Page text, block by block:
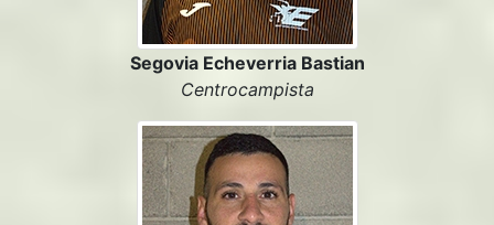
Segovia Echeverria Bastian
Centrocampista